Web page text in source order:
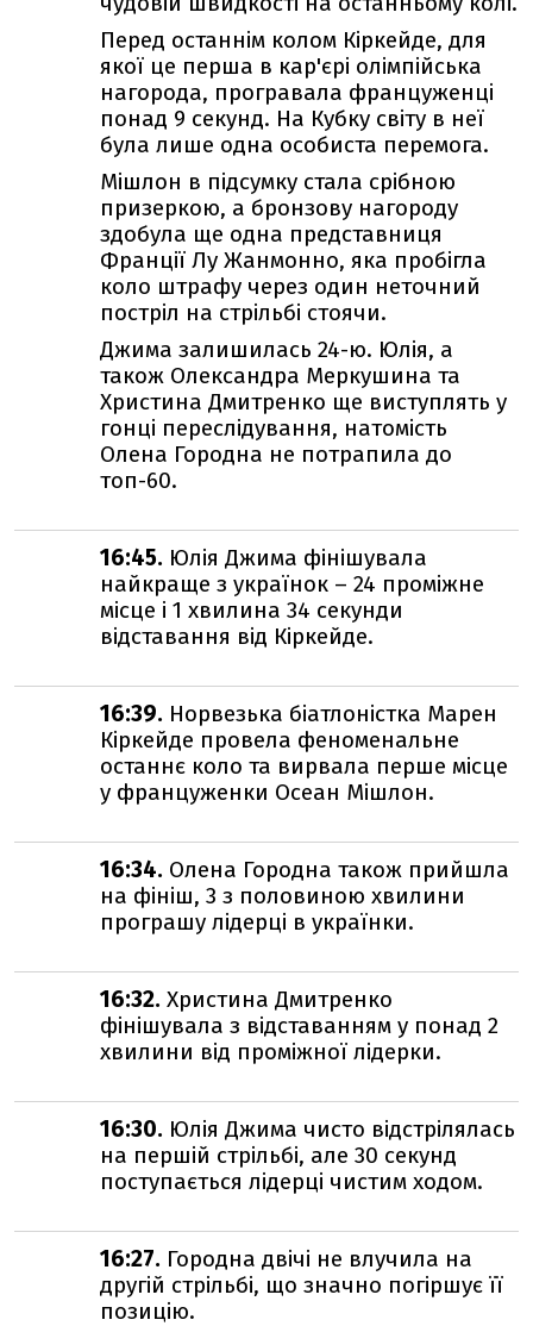
Перед останнім колом Кіркейде, для
якої це перша в кар'єрі олімпійська
нагорода, програвала француженці
понад 9 секунд. На Кубку світу в неї
була лише одна особиста перемога.
Мішлон в підсумку стала срібною
призеркою, а бронзову нагороду
здобула ще одна представниця
Франції Лу Жанмонно, яка пробігла
коло штрафу через один неточний
постріл на стрільбі стоячи.
Джима залишилась 24-ю. Юлія, а
також Олександра Меркушина та
Христина Дмитренко ще виступлять у
гонці переслідування, натомість
Олена Городна не потрапила до
топ-60.
16:45. Юлія Джима фінішувала
найкраще з українок – 24 проміжне
місце і 1 хвилина 34 секунди
відставання від Кіркейде.
16:39. Норвезька біатлоністка Марен
Кіркейде провела феноменальне
останнє коло та вирвала перше місце
у француженки Осеан Мішлон.
16:34. Олена Городна також прийшла
на фініш, 3 з половиною хвилини
програшу лідерці в українки.
16:32. Христина Дмитренко
фінішувала з відставанням у понад 2
хвилини від проміжної лідерки.
16:30. Юлія Джима чисто відстрілялась
на першій стрільбі, але 30 секунд
поступається лідерці чистим ходом.
16:27. Городна двічі не влучила на
другій стрільбі, що значно погіршує її
позицію.